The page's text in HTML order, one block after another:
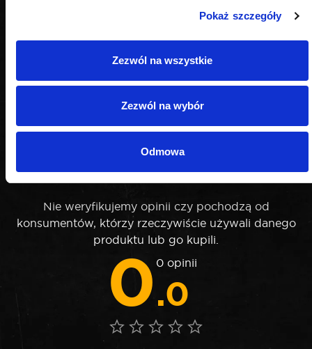
Pokaż szczegóły
Zezwól na wszystkie
Zezwól na wybór
Odmowa
OPINIE
Nie weryfikujemy opinii czy pochodzą od
konsumentów, którzy rzeczywiście używali danego
produktu lub go kupili.
0.0
0 opinii